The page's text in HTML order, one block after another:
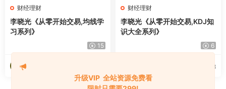
财经理财
李晓光《从零开始交易,均线学
习系列》
15
海淘资源网
财经理财
李晓光《从零开始交易,KDJ知
识大全系列》
6
2026-07-28
升级VIP 全站资源免费看